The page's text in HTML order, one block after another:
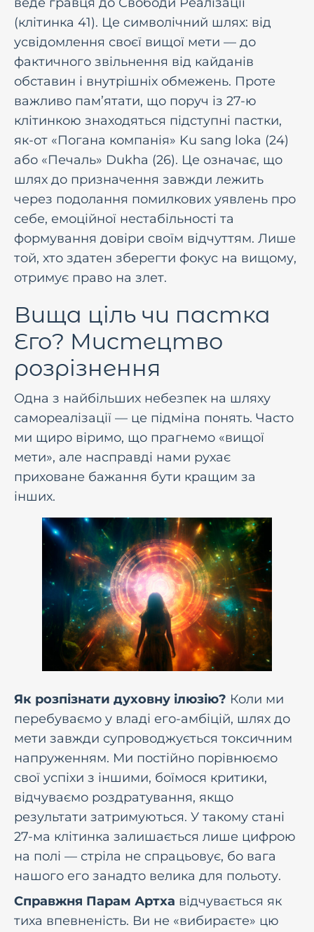
(клітинка 41). Це символічний шлях: від
усвідомлення своєї вищої мети — до
фактичного звільнення від кайданів
обставин і внутрішніх обмежень. Проте
важливо пам’ятати, що поруч із 27-ю
клітинкою знаходяться підступні пастки,
як-от «Погана компанія» Ku sang loka (24)
або «Печаль» Dukha (26). Це означає, що
шлях до призначення завжди лежить
через подолання помилкових уявлень про
себе, емоційної нестабільності та
формування довіри своїм відчуттям. Лише
той, хто здатен зберегти фокус на вищому,
отримує право на злет.
Вища ціль чи пастка
Его? Мистецтво
розрізнення
Одна з найбільших небезпек на шляху
самореалізації — це підміна понять. Часто
ми щиро віримо, що прагнемо «вищої
мети», але насправді нами рухає
приховане бажання бути кращим за
інших.
Як розпізнати духовну ілюзію? Коли ми
перебуваємо у владі его-амбіцій, шлях до
мети завжди супроводжується токсичним
напруженням. Ми постійно порівнюємо
свої успіхи з іншими, боїмося критики,
відчуваємо роздратування, якщо
результати затримуються. У такому стані
27-ма клітинка залишається лише цифрою
на полі — стріла не спрацьовує, бо вага
нашого его занадто велика для польоту.
Справжня Парам Артха відчувається як
тиха впевненість. Ви не «вибираєте» цю